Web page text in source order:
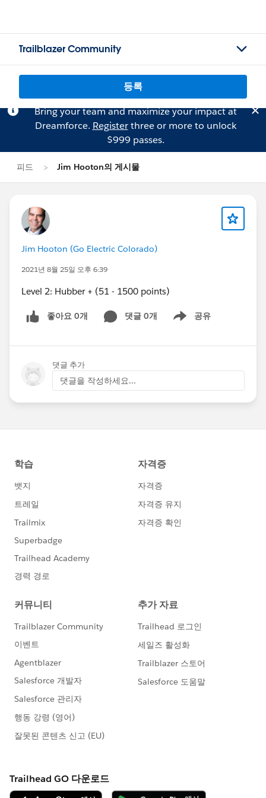
Trailblazer Community
등록
Bring your team and maximize your impact at
Dreamforce. Registerthree or more to unlock
$999 passes.
피드 Jim Hooton의 게시물
Jim Hooton (Go Electric Colorado)
2021년 8월 25일 오후 6:39
Level 2: Hubber + (51 - 1500 points)
좋아요 0개 댓글 0개 공유
Show menu
댓글 추가
댓글을 작성하세요...